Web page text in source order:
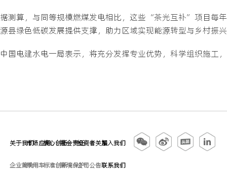
据测算，与同等规模燃煤发电相比，这些“茶光互补”项目每
源县绿色低碳发展提供支撑，助力区域实现能源转型与乡村振
中国电建水电一局表示，将充分发挥专业优势，科学组织施工
关于我们
企业简介
市场应用
乘用车
核心创新
标准创新
社会责任
环境保护
投资者关系
公司公告
加入我们
联系我们